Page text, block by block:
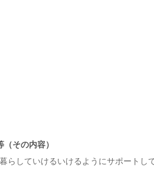
その内容）
らしていけるいけるようにサポートし